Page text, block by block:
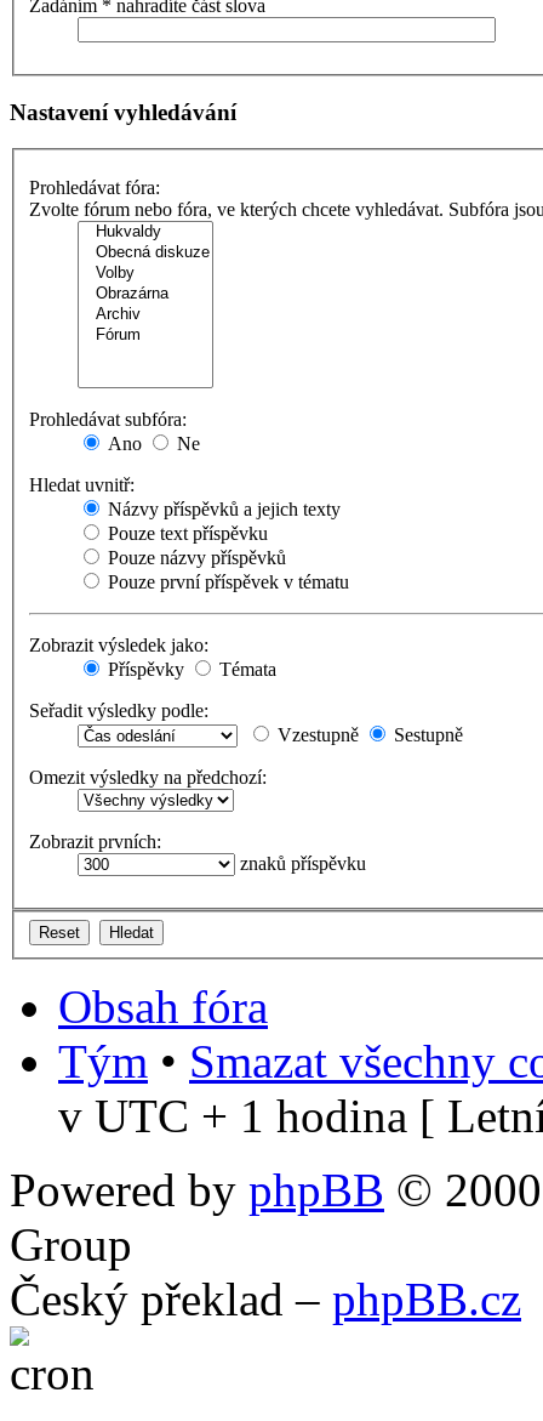
Zadáním * nahradíte část slova
Nastavení vyhledávání
Prohledávat fóra:
Zvolte fórum nebo fóra, ve kterých chcete vyhledávat. Subfóra
Prohledávat subfóra:
Ano
Ne
Hledat uvnitř:
Názvy příspěvků a jejich texty
Pouze text příspěvku
Pouze názvy příspěvků
Pouze první příspěvek v tématu
Zobrazit výsledek jako:
Příspěvky
Témata
Seřadit výsledky podle:
Vzestupně
Sestupně
Omezit výsledky na předchozí:
Zobrazit prvních:
znaků příspěvku
Obsah fóra
Tým • Smazat všechny
v UTC + 1 hodina [
Powered by phpBB ©
Group
Český překlad – phpBB.cz